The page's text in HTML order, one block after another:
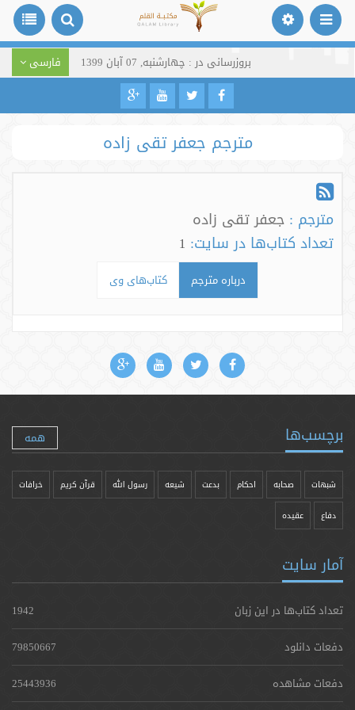
بروزرسانی در : چهارشنبه, 07 آبان 1399 فارسی
مترجم جعفر تقی زاده
مترجم : جعفر تقی زاده
تعداد کتاب‌ها در سایت: 1
درباره مترجم کتاب‌های وی
برچسب‌ها همه
شبهات صحابه احکام بدعت شیعه رسول الله قرآن کریم خرافات
دفاع عقیده
آمار سایت
تعداد کتاب‌ها در این زبان
1942
دفعات دانلود
79850667
دفعات مشاهده
25443936